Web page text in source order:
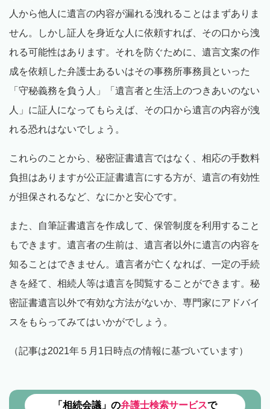
人から他人に遺言の内容が漏れる洩れることはまずありま
せん。しかし証人を身近な人に依頼すれば、その口から洩
れる可能性はあります。それを防ぐために、遺言文案の作
成を依頼した弁護士あるいはその事務所事務員といった
「守秘義務を負う人」「遺言者と生活上のつきあいのない
人」に証人になってもらえば、その口から遺言の内容が洩
れる恐れはないでしょう。
これらのことから、秘密証書遺言ではなく、相応の手数料
負担はありますが公正証書遺言にする方が、遺言の有効性
が担保されるなど、なにかと安心です。
また、自筆証書遺言を作成して、保管制度を利用すること
もできます。遺言者の生前は、遺言者以外に遺言の内容を
知ることはできません。遺言者が亡くなれば、一定の手続
きを経て、相続人等は遺言を閲覧することができます。秘
密証書遺言以外で有効な方法がないか、専門家にアドバイ
スをもらってみてはいかがでしょう。
（記事は2021年５月1日時点の情報に基づいています）
「相続会議」の弁護士検索サービスで